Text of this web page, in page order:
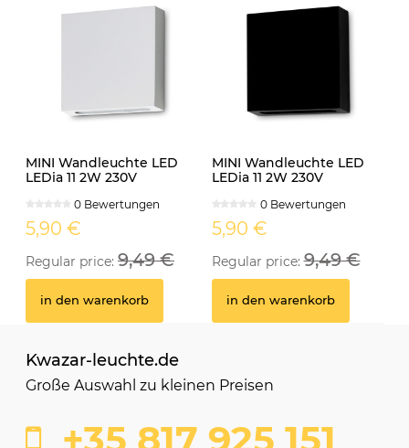
MINI Wandleuchte LED
LEDia 11 2W 230V
0 Bewertungen
5,90 €
Regular price: 9,49 €
in den warenkorb
MINI Wandleuchte LED
LEDia 11 2W 230V
0 Bewertungen
5,90 €
Regular price:9,49 €
in den warenkorb
Kwazar-leuchte.de
Große Auswahl zu kleinen Preisen